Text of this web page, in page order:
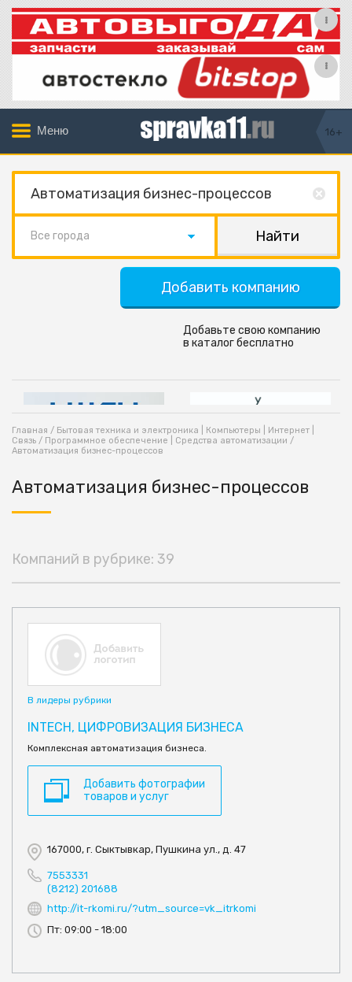
Меню 16+
Все города
Добавить компанию
Добавьте свою компанию
в каталог бесплатно
Главная / Бытовая техника и электроника | Компьютеры | Интернет |
Связь / Программное обеспечение | Средства автоматизации /
Автоматизация бизнес-процессов
Автоматизация бизнес-процессов
Компаний в рубрике: 39
В лидеры рубрики
INTECH, ЦИФРОВИЗАЦИЯ БИЗНЕСА
Комплексная автоматизация бизнеса.
Добавить фотографии
товаров и услуг
167000, г. Сыктывкар, Пушкина ул., д. 47
7553331
(8212) 201688
http://it-rkomi.ru/?utm_source=vk_itrkomi
Пт: 09:00 - 18:00